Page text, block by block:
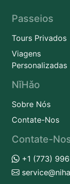
Passeios
Tours Privados
Viagens
Personalizadas
NǐHǎo
Sobre Nós
Contate-Nos
Contate-
+1 (773)